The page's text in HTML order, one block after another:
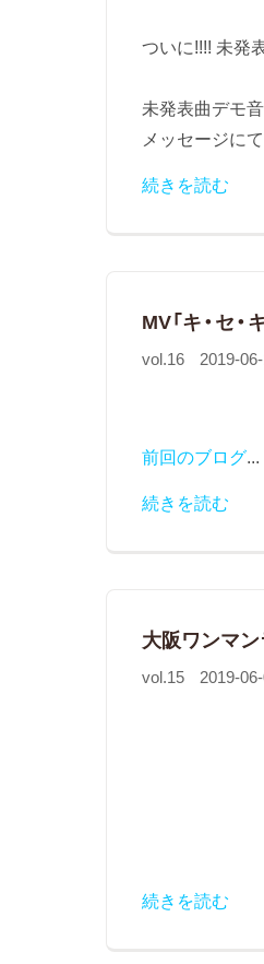
ついに!!!! 未発
未発表曲デモ
メッセージに
続きを読む
MV「キ・セ
vol.16 2019-
前回のブログ...
続きを読む
大阪ワンマ
vol.15 2019-
続きを読む